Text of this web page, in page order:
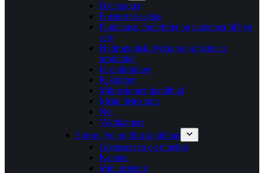
Datalogger
Forstørrelsesglas
Fuglehuse, foderbræt og kameraer til byg
selv
Hydroponisk dyrkning og Science
produkter
Insektkrukker
Kikkerter
Mikroskoper dagtilbud
Metal detektorer
Net
Vildtkamera
Sprog, lyd og film dagtilbud
Greenscreen og tilbehør
Kamera
Mini printere